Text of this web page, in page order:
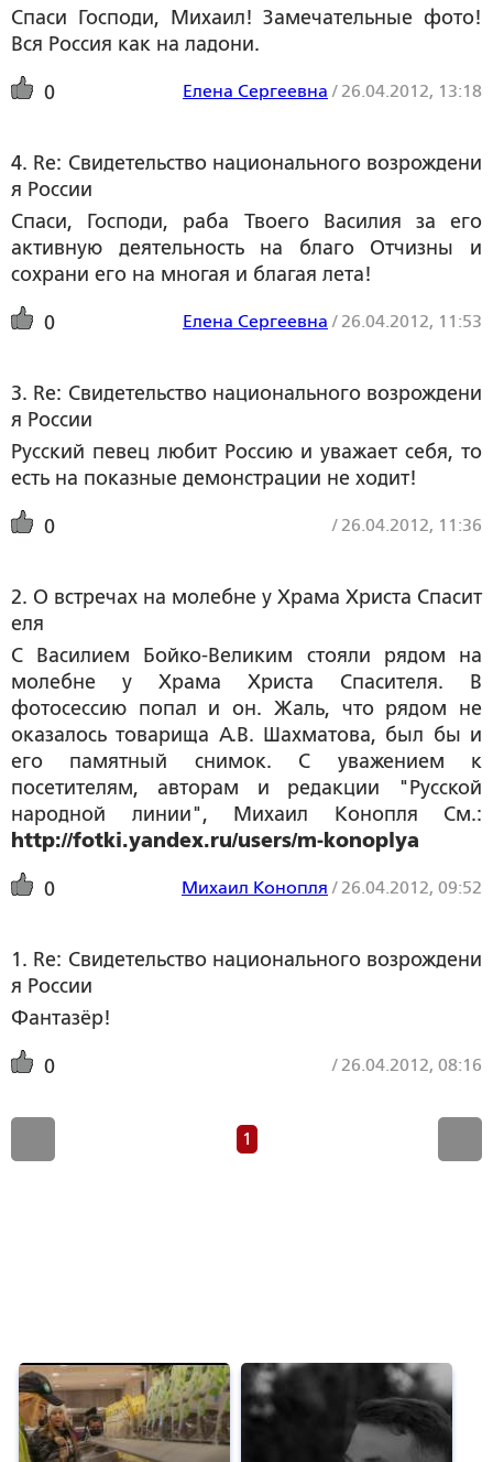
Спаси Господи, Михаил! Замечательные фото!
Вся Россия как на ладони.
0 Елена Сергеевна / 26.04.2012, 13:18
4. Re: Свидетельство национального возрождени
я России
Спаси, Господи, раба Твоего Василия за его
активную деятельность на благо Отчизны и
сохрани его на многая и благая лета!
0 Елена Сергеевна / 26.04.2012, 11:53
3. Re: Свидетельство национального возрождени
я России
Русский певец любит Россию и уважает себя, то
есть на показные демонстрации не ходит!
0 / 26.04.2012, 11:36
2. О встречах на молебне у Храма Христа Спасит
еля
С Василием Бойко-Великим стояли рядом на
молебне у Храма Христа Спасителя. В
фотосессию попал и он. Жаль, что рядом не
оказалось товарища А.В. Шахматова, был бы и
его памятный снимок. С уважением к
посетителям, авторам и редакции "Русской
народной линии", Михаил Конопля См.:
http://fotki.yandex.ru/users/m-konoplya
0 Михаил Конопля / 26.04.2012, 09:52
1. Re: Свидетельство национального возрождени
я России
Фантазёр!
0 / 26.04.2012, 08:16
1